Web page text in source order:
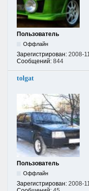
Пользователь
Оффлайн
Зарегистрирован: 2008-
Сообщений: 844
tolgat
Пользователь
Оффлайн
Зарегистрирован: 2008-